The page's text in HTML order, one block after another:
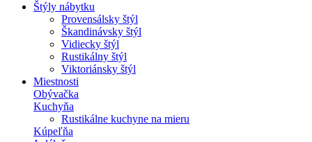
Štýly nábytku
Provensálsky štýl
Škandinávsky štýl
Vidiecky štýl
Rustikálny štýl
Viktoriánsky štýl
Miestnosti
Obývačka
Kuchyňa
Rustikálne kuchyne na mieru
Kúpeľňa